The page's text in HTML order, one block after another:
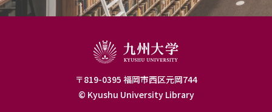
〒819-0395 福岡市西区元岡744
© Kyushu University Library